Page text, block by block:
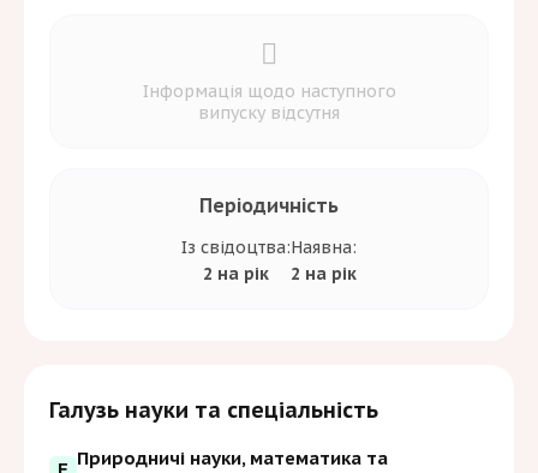
Галузь науки та спеціальність
Природничі науки, математика та
Інформація щодо наступного
випуску відсутня
Періодичність
Із свідоцтва:
2 на рік
Наявна:
2 на рік